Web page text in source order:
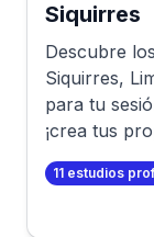
Siquirres
Descubre
Siquirres,
para tu
¡crea tus
11 estudios